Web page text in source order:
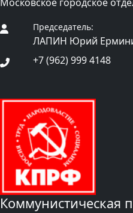
Председатель:
ЛАПИН Юрий
+7 (962) 999 4148
Коммунистическая